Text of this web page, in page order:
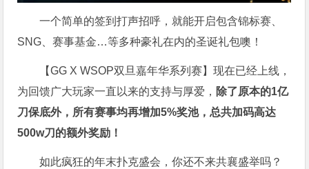
一个简单的签到打声招呼，就能开启包含锦标赛、
SNG、赛事基金…等多种豪礼在内的圣诞礼包噢！
【GG X WSOP双旦嘉年华系列赛】现在已经上线，
为回馈广大玩家一直以来的支持与厚爱， 除了原本的1亿
刀保底外，所有赛事均再增加5%奖池，总共加码高达
500w刀 的额外奖励！
如此疯狂的年末扑克盛会，你还不来共襄盛举吗？